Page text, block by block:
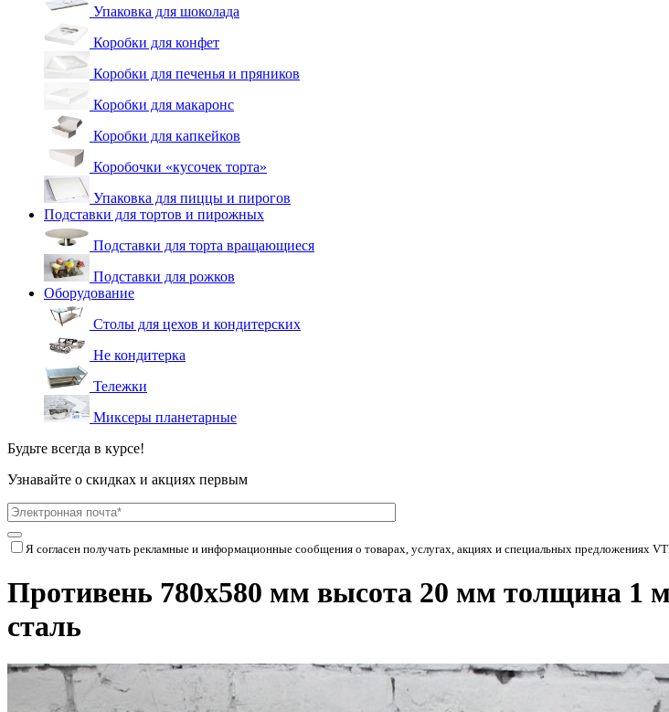
Упаковка для шоколада
Коробки для конфет
Коробки для печенья и пряников
Коробки для макаронс
Коробки для капкейков
Коробочки «кусочек торта»
Упаковка для пиццы и пирогов
Подставки для тортов и пирожных
Подставки для торта вращающиеся
Подставки для рожков
Оборудование
Столы для цехов и кондитерских
Не кондитерка
Тележки
Миксеры планетарные
Будьте всегда в курсе!
Узнавайте о скидках и акциях первым
Я согласен получать рекламные и информационные сообщения о товарах, услугах, акциях и специальных предложениях
Противень 780х580 мм высота 20 мм толщина 1
сталь